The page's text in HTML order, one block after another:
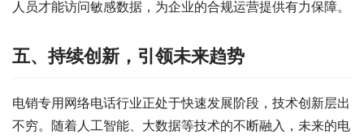
人员才能访问敏感数据，为企业的合规运营提供有力保障。
五、持续创新，引领未来趋势
电销专用网络电话行业正处于快速发展阶段，技术创新层出
不穷。随着人工智能、大数据等技术的不断融入，未来的电